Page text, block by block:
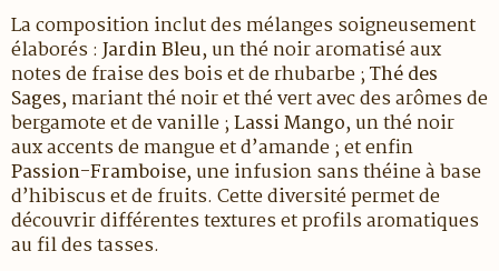
La composition inclut des mélanges soigneusement
élaborés :Jardin Bleu, un thé noir aromatisé aux
notes de fraise des bois et de rhubarbe ;Thé des
Sages, mariant thé noir et thé vert avec des arômes de
bergamote et de vanille ;Lassi Mango, un thé noir
aux accents de mangue et d’amande ; et enfin
Passion-Framboise, une infusion sans théine à base
d’hibiscus et de fruits. Cette diversité permet de
découvrir différentes textures et profils aromatiques
au fil des tasses.